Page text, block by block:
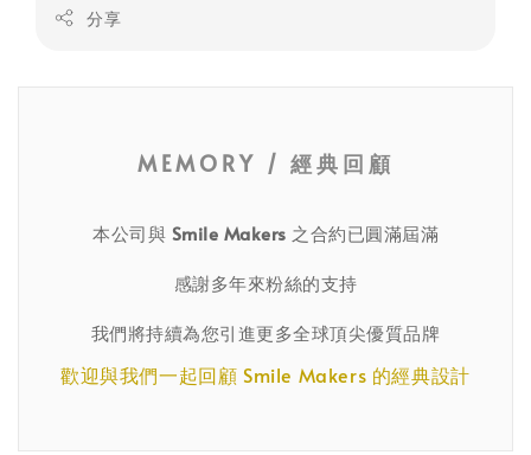
分享
MEMORY / 經典回顧
本公司與 Smile Makers 之合約已圓滿屆滿
感謝多年來粉絲的支持
我們將持續為您引進更多全球頂尖優質品牌
歡迎與我們一起回顧 Smile Makers 的經典設計